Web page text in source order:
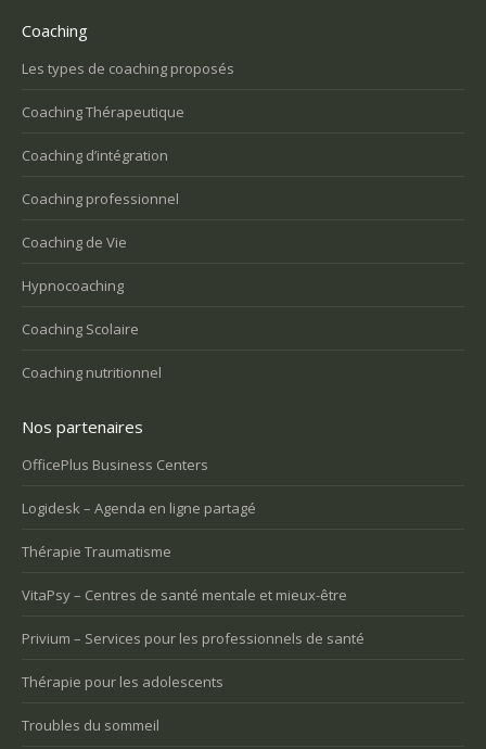
Coaching
Les types de coaching proposés
Coaching Thérapeutique
Coaching d’intégration
Coaching professionnel
Coaching de Vie
Hypnocoaching
Coaching Scolaire
Coaching nutritionnel
Nos partenaires
OfficePlus Business Centers
Logidesk – Agenda en ligne partagé
Thérapie Traumatisme
VitaPsy – Centres de santé mentale et mieux-être
Privium – Services pour les professionnels de santé
Thérapie pour les adolescents
Troubles du sommeil